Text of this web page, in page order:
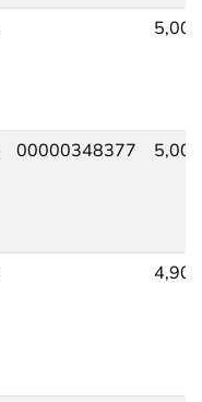
5,00
00000348377 5,00
4,90